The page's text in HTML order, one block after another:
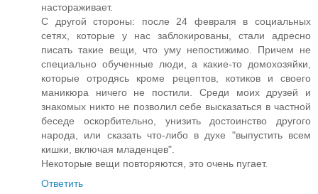
настораживает.
С другой стороны: после 24 февраля в социальных
сетях, которые у нас заблокированы, стали адресно
писать такие вещи, что уму непостижимо. Причем не
специально обученные люди, а какие-то домохозяйки,
которые отродясь кроме рецептов, котиков и своего
маникюра ничего не постили. Среди моих друзей и
знакомых никто не позволил себе высказаться в частной
беседе оскорбительно, унизить достоинство другого
народа, или сказать что-либо в духе "выпустить всем
кишки, включая младенцев".
Некоторые вещи повторяются, это очень пугает.
Ответить